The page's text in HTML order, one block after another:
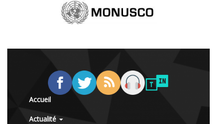
Accueil
Actualité